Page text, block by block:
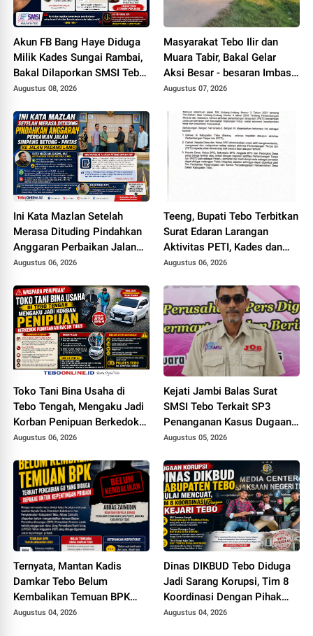
Akun FB Bang Haye Diduga
Milik Kades Sungai Rambai,
Bakal Dilaporkan SMSI Tebo
ke Polisi Terkait UU ITE
Augustus 08, 2026
Masyarakat Tebo Ilir dan
Muara Tabir, Bakal Gelar
Aksi Besar - besaran Imbas
Jalan Simpang Betung -
2027
Augustus 07, 2026
Ini Kata Mazlan Setelah
Merasa Dituding Pindahkan
Anggaran Perbaikan Jalan
Simpang Betung - Pintas ke
Augustus 06, 2026
Teeng, Bupati Tebo Terbitkan
Surat Edaran Larangan
Aktivitas PETI, Kades dan
Perangkat Desa Yang
Augustus 06, 2026
Toko Tani Bina Usaha di
Tebo Tengah, Mengaku Jadi
Korban Penipuan Berkedok
Pemesanan Racun Tikus
Augustus 06, 2026
Kejati Jambi Balas Surat
SMSI Tebo Terkait SP3
Penanganan Kasus Dugaan
Korupsi di DPUPR Tebo Rp
Augustus 05, 2026
Ternyata, Mantan Kadis
Damkar Tebo Belum
Kembalikan Temuan BPK
Terkait Pencairan GU yang
Augustus 04, 2026
Dinas DIKBUD Tebo Diduga
Jadi Sarang Korupsi, Tim 8
Koordinasi Dengan Pihak
Kejari Tebo
Augustus 04, 2026